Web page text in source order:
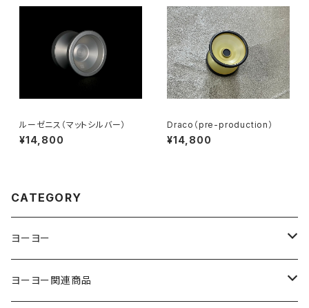
ルーゼニス（マットシルバー）
¥14,800
Draco（pre-production）
¥14,800
CATEGORY
ヨーヨー
ジャパンテクノロジー
ヨーヨー関連商品